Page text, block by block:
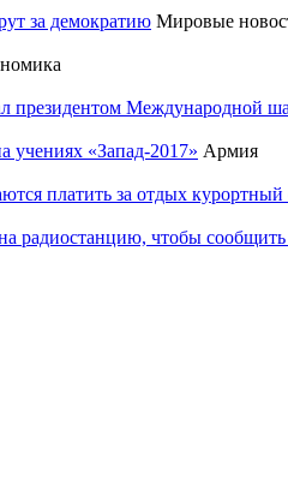
за демократию Мировые
президентом Международной
учениях «Запад-2017» Армия
платить за отдых курортный
радиостанцию, чтобы